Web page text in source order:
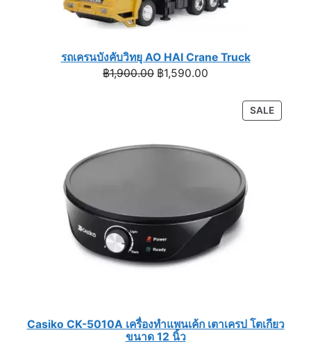
รถเครนบังคับวิทยุ AO HAI Crane Truck
฿1,900.00 Original
฿1,590.00
฿1,590.00.
SALE
ON
Casiko CK-5010A เครื่องทำแพนเค้ก เตาเครป โตเกียว
ขนาด 12 นิ้ว